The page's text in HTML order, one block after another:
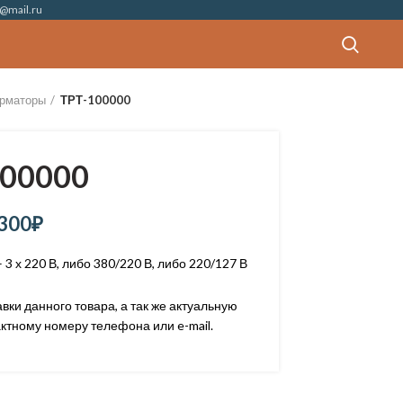
ТРТ-100000
₽
х 220 В, либо 380/220 В, либо 220/127 В
данного товара, а так же актуальную
номеру телефона или e-mail.